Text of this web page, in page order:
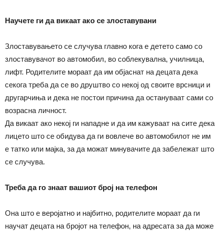
Научете ги да викаат ако се злоставувани
Злоставувањето се случува главно кога е детето само со
злоставувачот во автомобил, во соблекувална, училница,
лифт. Родителите мораат да им објаснат на децата дека
секога треба да се во друштво со некој од своите врсници и
другарчиња и дека не постои причина да остануваат сами со
возрасна личност.
Да викаат ако некој ги нападне и да им кажуваат на сите дека
лицето што се обидува да ги вовлече во автомобилот не им
е татко или мајка, за да можат минувачите да забележат што
се случува.
Треба да го знаат вашиот број на телефон
Она што е веројатно и најбитно, родителите мораат да ги
научат децата на бројот на телефон, на адресата за да може